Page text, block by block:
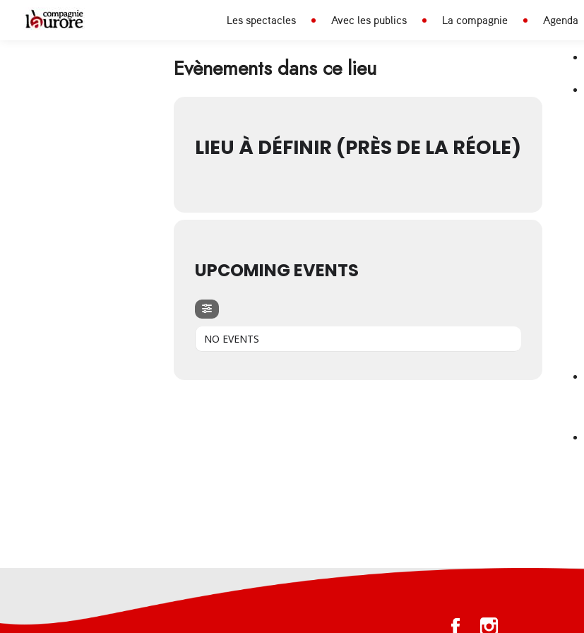
Les spectacles Avec les publics La compagnie Agenda
Evènements dans ce lieu
LIEU À DÉFINIR (PRÈS DE LA RÉOLE)
UPCOMING EVENTS
NO EVENTS